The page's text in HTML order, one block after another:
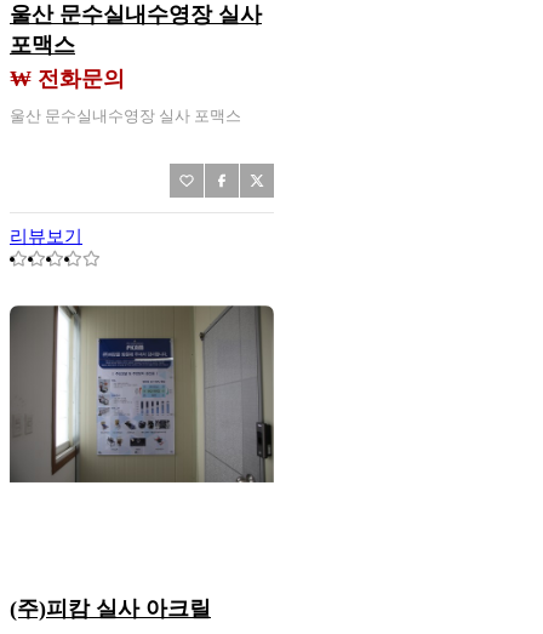
울산 문수실내수영장 실사
포맥스
₩ 전화문의
울산 문수실내수영장 실사 포맥스
리뷰보기
(주)피캄 실사 아크릴